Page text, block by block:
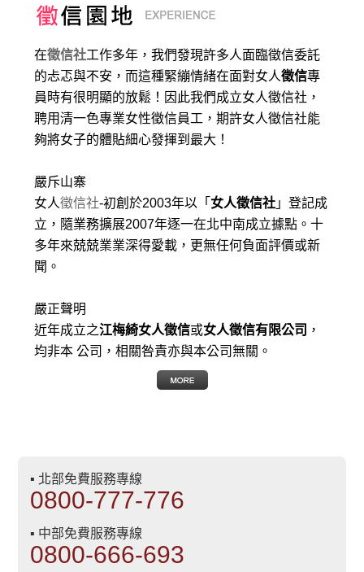
在徵信社工作多年，我們發現許多人面臨徵信委託
的忐忑與不安，而這種緊繃情緒在面對女人徵信專
員時有很明顯的放鬆！因此我們成立女人徵信社，
聘用清一色專業女性徵信員工，期許女人徵信社能
夠將女子的體貼細心發揮到最大 ！
嚴斥山寨
女人徵信社-初創於2003年以「 女人徵信社 」登記成
立，隨業務擴展2007年逐一在北中南成立據點。十
多年來兢兢業業深得愛載，更無任何負面評價或新
聞。
嚴正聲明
近年成立之江梅綺女人徵信或女人徵信有限公司 ，
均非本 公司，相關咎責亦與本公司無關。
▪ 北部免費服務專線
0800-777-776
▪ 中部免費服務專線
0800-666-693